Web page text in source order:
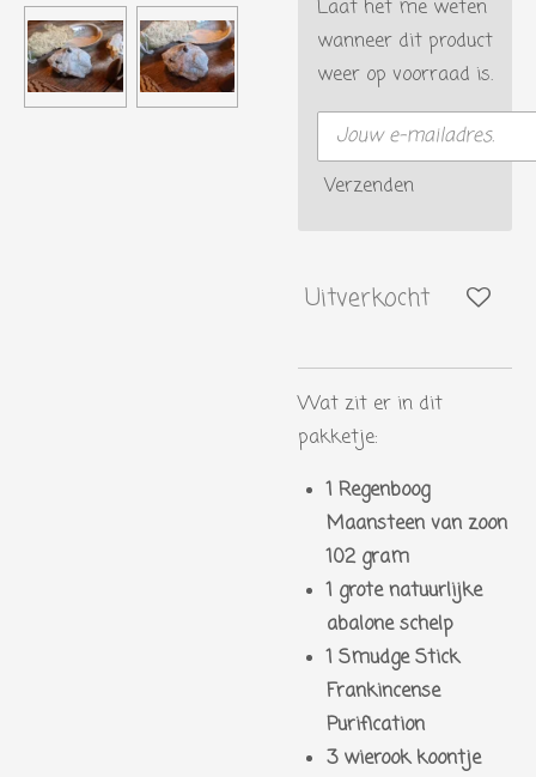
Laat het me weten
wanneer dit product
weer op voorraad is.
Verzenden
Uitverkocht
Wat zit er in dit
pakketje:
1 Regenboog
Maansteen van zoon
102 gram
1 grote natuurlijke
abalone schelp
1 Smudge Stick
Frankincense
Purification
3 wierook koontje